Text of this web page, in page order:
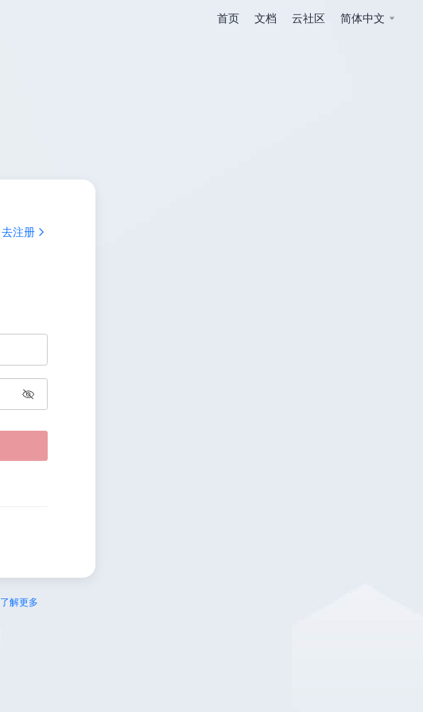
首页 文档 云社区 简体中文
去注册
了解更多